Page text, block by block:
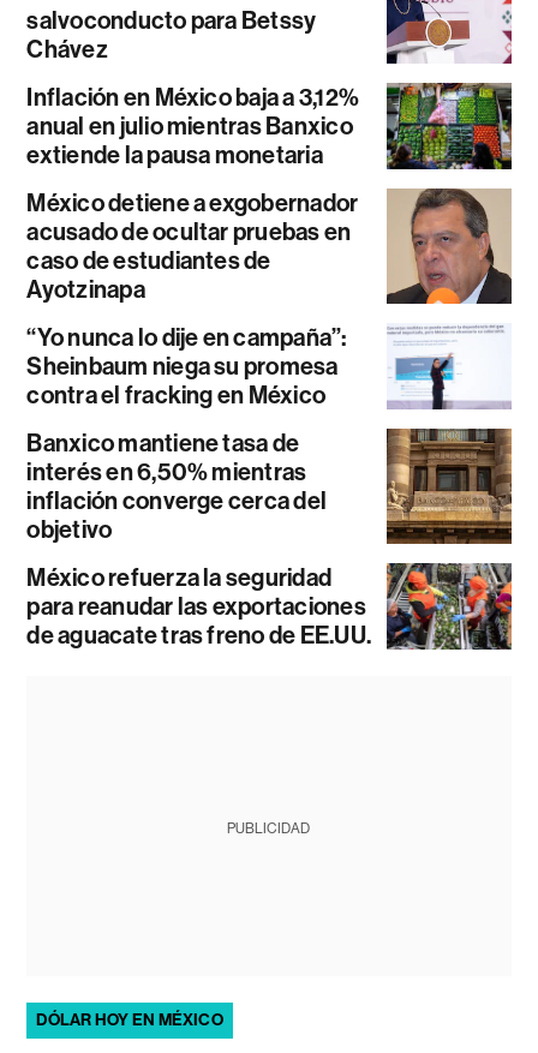
salvoconducto para Betssy
Chávez
Inflación en México baja a 3,12%
anual en julio mientras Banxico
extiende la pausa monetaria
México detiene a exgobernador
acusado de ocultar pruebas en
caso de estudiantes de
Ayotzinapa
“Yo nunca lo dije en campaña”:
Sheinbaum niega su promesa
contra el fracking en México
Banxico mantiene tasa de
interés en 6,50% mientras
inflación converge cerca del
objetivo
México refuerza la seguridad
para reanudar las exportaciones
de aguacate tras freno de EE.UU.
PUBLICIDAD
DÓLAR HOY EN MÉXICO